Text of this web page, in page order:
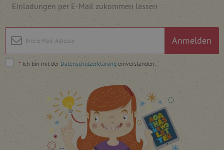
Einladungen per E-Mail zukommen lassen
Anmelden
* Ich bin mit der Datenschutzerklärung einverstanden.
_lb .agathaswelt.de